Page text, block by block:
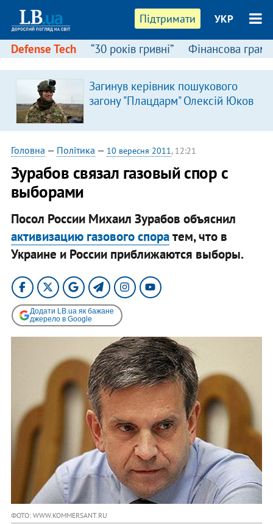
Підтримати УКР
Defense Tech “30 років гривні” Фінансова
Загинув керівник пошукового
загону "Плацдарм" Олексій Юков
Головна — Політика — 10 вересня 2011, 12:21
Зурабов связал газовый спор с
выборами
Посол России Михаил Зурабов объяснил
активизацию газового споратем, что в
Украине и России приближаются выборы.
Додати LB.ua як бажане
джерело в Google
ФОТО: WWW.KOMMERSANT.RU